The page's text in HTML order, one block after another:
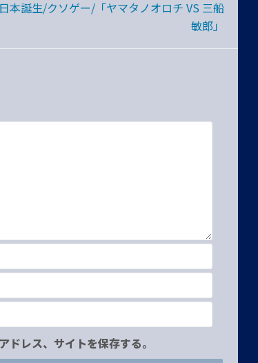
本誕生/クソゲー/「ヤマタノオロチ VS 三船
敏郎」
レス、サイトを保存する。